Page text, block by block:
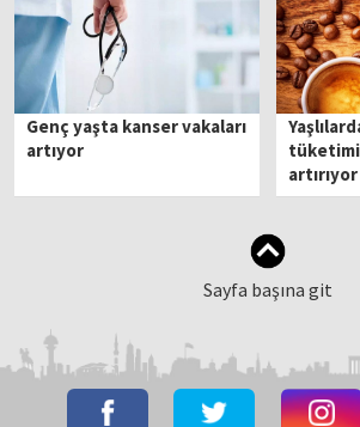
Genç yaşta kanser vakaları
artıyor
tüketimi
artırıyor
Sayfa başına git